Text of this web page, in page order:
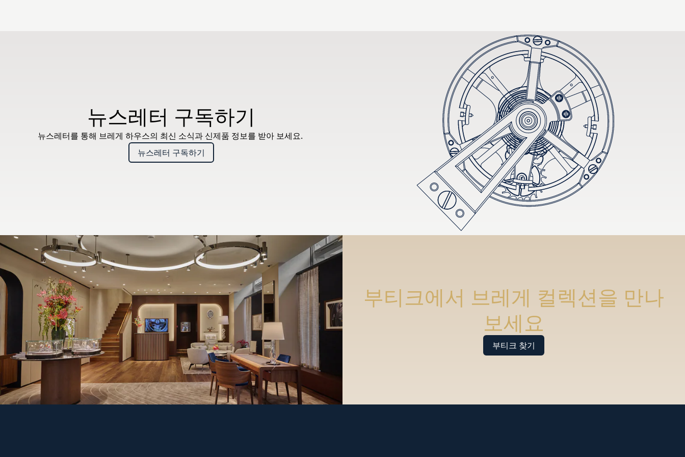
뉴스레터 구독하기
뉴스레터를 통해 브레게 하우스의 최신 소식과 신제품 정보를 받아 보세요.
뉴스레터 구독하기
부티크에서 브레게 컬렉션을 만나
보세요
부티크 찾기